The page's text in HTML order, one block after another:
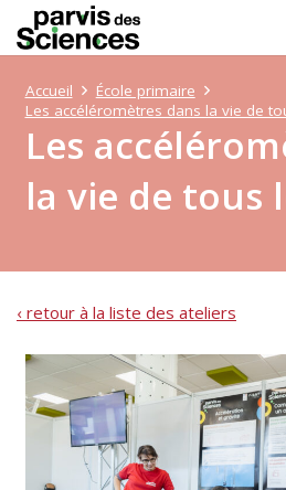
Les
la vie de tous
Accueil
École primaire
Les accéléromètres dans la vie de
‹ retour à la liste des ateliers